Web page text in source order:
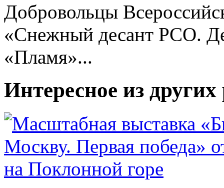
Добровольцы
«Снежный десант РСО.
«Пламя»...
Интересное из